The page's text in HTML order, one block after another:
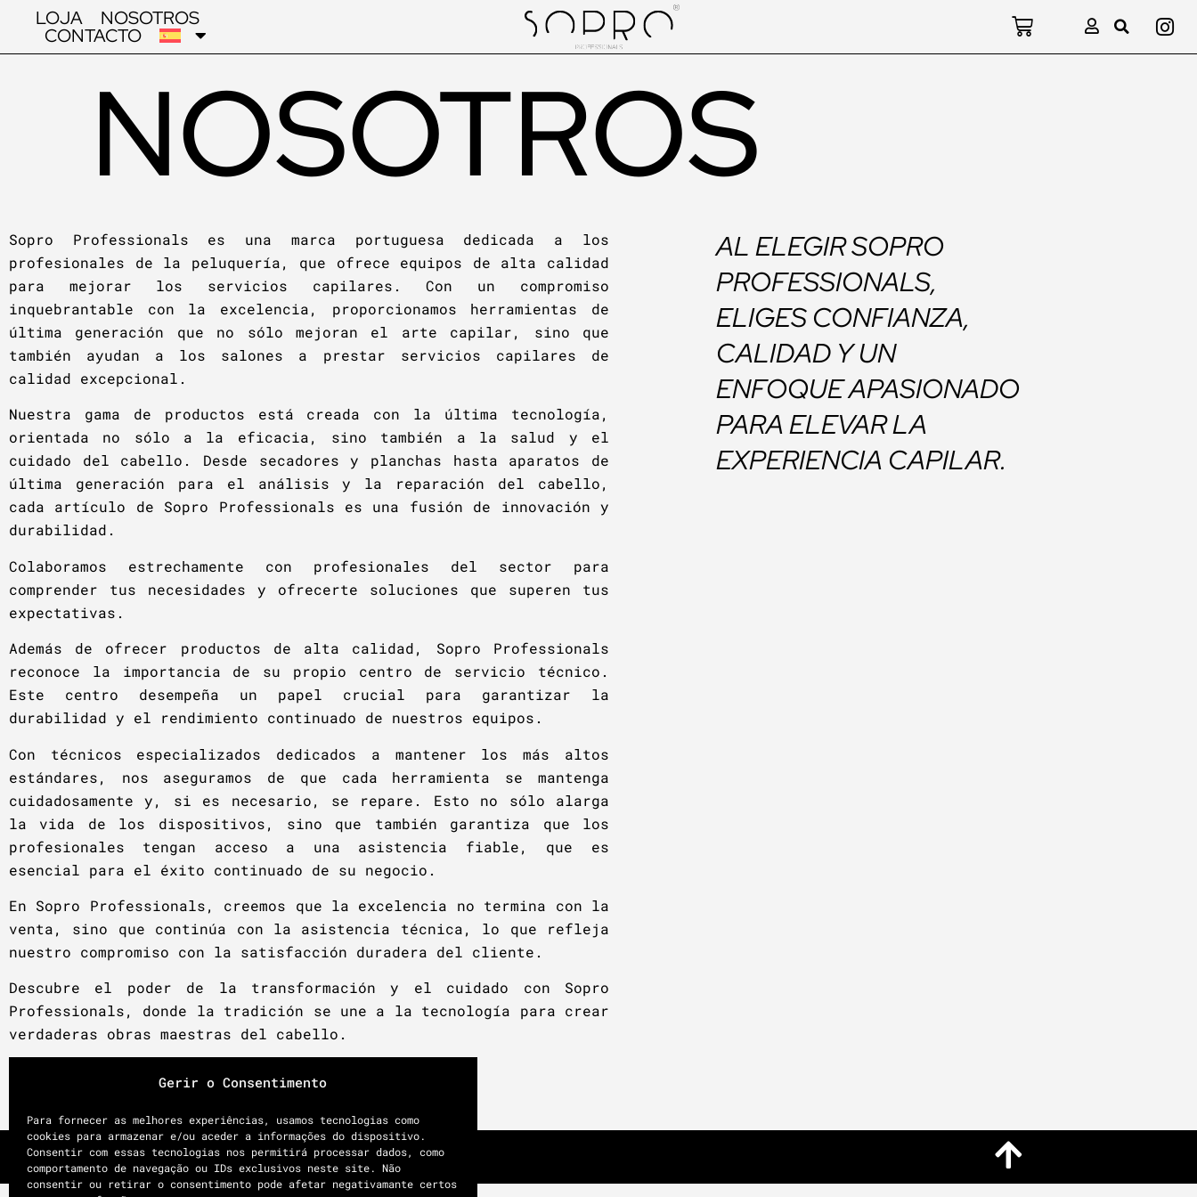
Gerir o Consentimento
Para fornecer as melhores experiências, usamos tecnologias como
cookies para armazenar e/ou aceder a informações do dispositivo.
Consentir com essas tecnologias nos permitirá processar dados, como
comportamento de navegação ou IDs exclusivos neste site. Não
consentir ou retirar o consentimento pode afetar negativamante certos
LOJA NOSOTROS
CONTACTO
NOSOTROS
Sopro Professionals es una marca portuguesa dedicada a los
profesionales de la peluquería, que ofrece equipos de alta calidad
para mejorar los servicios capilares. Con un compromiso
inquebrantable con la excelencia, proporcionamos herramientas de
última generación que no sólo mejoran el arte capilar, sino que
también ayudan a los salones a prestar servicios capilares de
calidad excepcional.
Nuestra gama de productos está creada con la última tecnología,
orientada no sólo a la eficacia, sino también a la salud y el
cuidado del cabello. Desde secadores y planchas hasta aparatos de
última generación para el análisis y la reparación del cabello,
cada artículo de Sopro Professionals es una fusión de innovación y
durabilidad.
Colaboramos estrechamente con profesionales del sector para
comprender tus necesidades y ofrecerte soluciones que superen tus
expectativas.
Además de ofrecer productos de alta calidad, Sopro Professionals
reconoce la importancia de su propio centro de servicio técnico.
Este centro desempeña un papel crucial para garantizar la
durabilidad y el rendimiento continuado de nuestros equipos.
Con técnicos especializados dedicados a mantener los más altos
estándares, nos aseguramos de que cada herramienta se mantenga
cuidadosamente y, si es necesario, se repare. Esto no sólo alarga
la vida de los dispositivos, sino que también garantiza que los
profesionales tengan acceso a una asistencia fiable, que es
esencial para el éxito continuado de su negocio.
En Sopro Professionals, creemos que la excelencia no termina con la
venta, sino que continúa con la asistencia técnica, lo que refleja
nuestro compromiso con la satisfacción duradera del cliente.
Descubre el poder de la transformación y el cuidado con Sopro
Professionals, donde la tradición se une a la tecnología para crear
verdaderas obras maestras del cabello.
AL ELEGIR SOPRO
PROFESSIONALS,
ELIGES CONFIANZA,
CALIDAD Y UN
ENFOQUE APASIONADO
PARA ELEVAR LA
EXPERIENCIA CAPILAR.